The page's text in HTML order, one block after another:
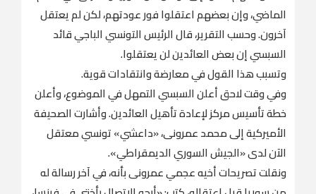
الماضي، وإن بعضهم اعتقلوا فور عودتهم، لكن لم يعتقل
آخرون. وحسب التقرير، قال الرئيس التونسي الباجي قائد
السبسي إن بعض العائدين لن يعتقلوا.
وتسبب هذا القول في معارضة وانتقادات قوية.
وفي وقت لاحق أعلن السبسي التمهل في الموضوع، وأعلن
خطة تأسيس مركز لإعادة تأهيل العائدين. وأشارت الصحيفة
الأميركية إلى محمد عمرونى، «داعشي» تونسي معتقل
الآن لدى «الجيش السوري الديمقراطي».
ونقلت تصريحات أخيه عجمي عمرونى بأنه، في آخر رسالة له